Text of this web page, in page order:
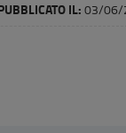
IL: 03/06/